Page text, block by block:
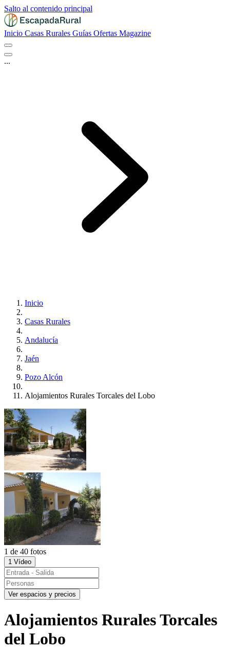
Salto al contenido principal
Inicio Casas Rurales Guías Ofertas Magazine
...
Inicio
Casas Rurales
Andalucía
Jaén
Pozo Alcón
Alojamientos Rurales Torcales del Lobo
1 de 40 fotos
1 Vídeo
Ver espacios y precios
Alojamientos Rurales Torcales
del Lobo